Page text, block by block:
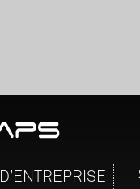
D’ENTREPRISE